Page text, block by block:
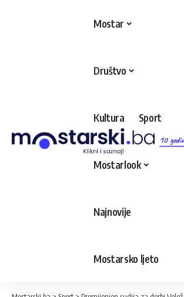
10
Mostar
Društvo
Kultura Sport
Mostarlook
Najnovije
Mostarsko ljeto